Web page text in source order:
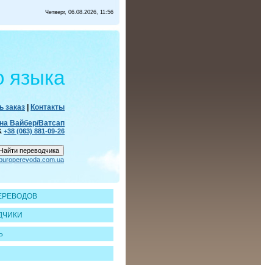
Четверг, 06.08.2026, 11:56
языка
заказ
Контакты
Вайбер/Ватсап
+38 (063) 881-09-26